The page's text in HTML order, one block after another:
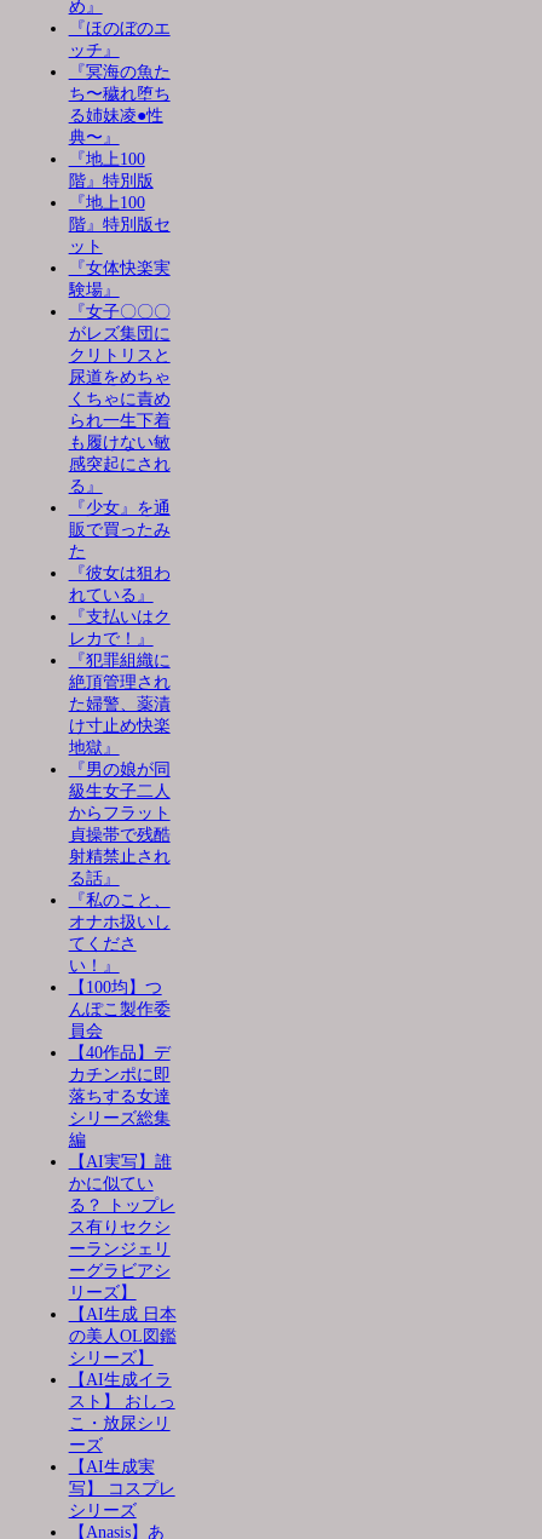
め』
『ほのぼのエ
ッチ』
『冥海の魚た
ち〜穢れ堕ち
る姉妹凌●性
典〜』
『地上100
階』特別版
『地上100
階』特別版セ
ット
『女体快楽実
験場』
『女子〇〇〇
がレズ集団に
クリトリスと
尿道をめちゃ
くちゃに責め
られ一生下着
も履けない敏
感突起にされ
る』
『少女』を通
販で買ったみ
た
『彼女は狙わ
れている』
『支払いはク
レカで！』
『犯罪組織に
絶頂管理され
た婦警、薬漬
け寸止め快楽
地獄』
『男の娘が同
級生女子二人
からフラット
貞操帯で残酷
射精禁止され
る話』
『私のこと、
オナホ扱いし
てくださ
い！』
【100均】つ
んぽこ製作委
員会
【40作品】デ
カチンポに即
落ちする女達
シリーズ総集
編
【AI実写】誰
かに似てい
る？ トップレ
ス有りセクシ
ーランジェリ
ーグラビアシ
リーズ】
【AI生成 日本
の美人OL図鑑
シリーズ】
【AI生成イラ
スト】 おしっ
こ・放尿シリ
ーズ
【AI生成実
写】 コスプレ
シリーズ
【Anasis】あ